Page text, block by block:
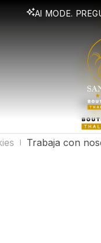
AI MODE.
exclusivas
Trabaja con